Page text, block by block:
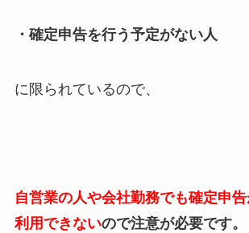
・確定申告を行う予定がない人
に限られているので、
自営業の人や会社勤務でも確定申
利用できないので注意が必要です。